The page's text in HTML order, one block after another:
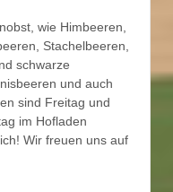
wie Himbeeren,
Stachelbeeren,
schwarze
und auch
sind Freitag und
im Hofladen
Wir freuen uns auf